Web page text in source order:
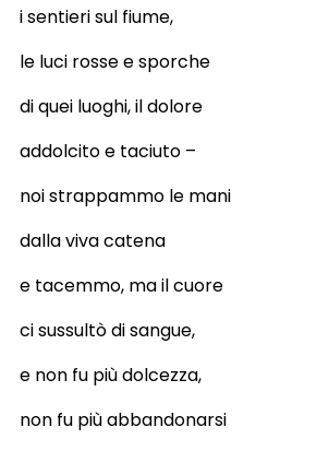
i sentieri sul fiume,
le luci rosse e sporche
di quei luoghi, il dolore
addolcito e taciuto –
noi strappammo le mani
dalla viva catena
e tacemmo, ma il cuore
ci sussultò di sangue,
e non fu più dolcezza,
non fu più abbandonarsi